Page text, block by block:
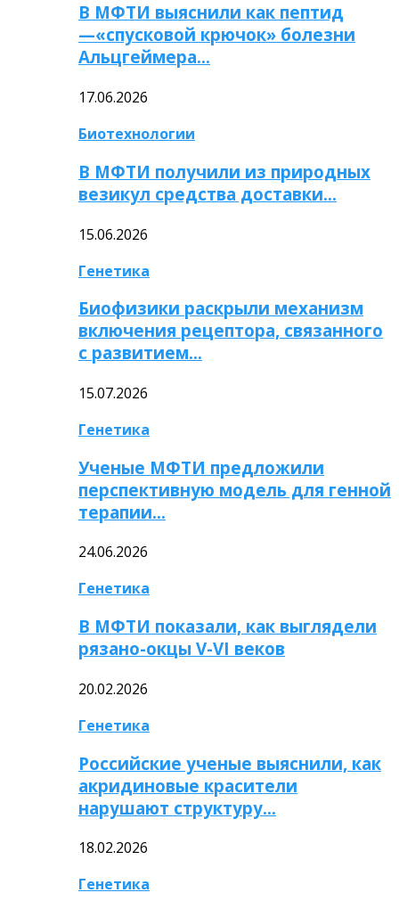
В МФТИ выяснили как пептид
—«спусковой крючок» болезни
Альцгеймера…
17.06.2026
Биотехнологии
В МФТИ получили из природных
везикул средства доставки…
15.06.2026
Генетика
Биофизики раскрыли механизм
включения рецептора, связанного
с развитием…
15.07.2026
Генетика
Ученые МФТИ предложили
перспективную модель для генной
терапии…
24.06.2026
Генетика
В МФТИ показали, как выглядели
рязано-окцы V-VI веков
20.02.2026
Генетика
Российские ученые выяснили, как
акридиновые красители
нарушают структуру…
18.02.2026
Генетика